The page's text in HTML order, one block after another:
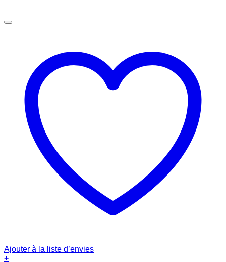
Ajouter à la liste d’envies
+